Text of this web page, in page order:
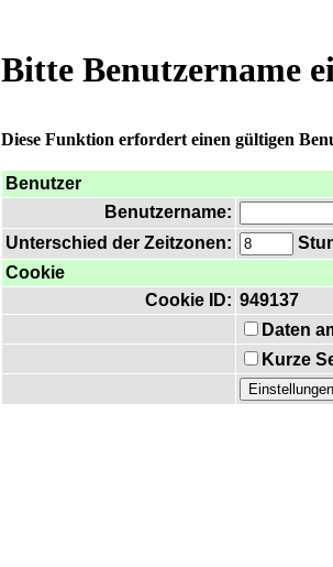
Bitte Benutzername
Diese Funktion erfordert einen gültigen
Benutzer
Benutzername:
Unterschied der Zeitzonen:
Cookie
Cookie ID: 949137
Daten
Kurze